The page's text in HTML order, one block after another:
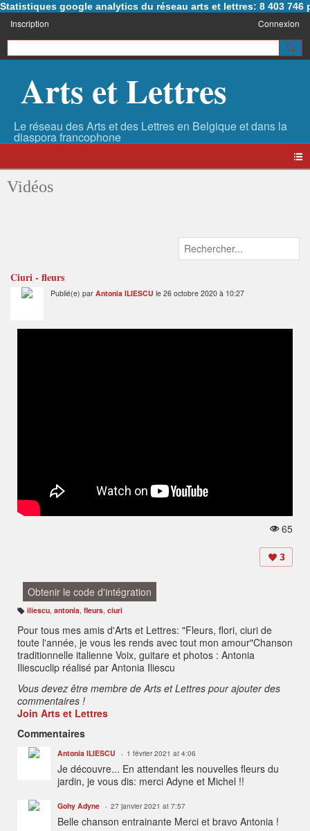
Statistiques google analytics du réseau arts et lettres: 8 403 746
Inscription Connexion
Arts et Lettres
Vidéos
Ciuri - fleurs
Publié(e) par Antonia ILIESCU le 26 octobre 2020 à 10:27
u
e
s:
65
3
Obtenir le code d'intégration
B
ali
s
e
s
:
iliescu, antonia, fleurs, ciuri
Pour tous mes amis d'Arts et Lettres: "Fleurs, flori, ciuri de
toute l'année, je vous les rends avec tout mon amour"Chanson
traditionnelle italienne Voix, guitare et photos : Antonia
Iliescuclip réalisé par Antonia Iliescu
Vous devez être membre de Arts et Lettres pour ajouter des
commentaires !
Join Arts et Lettres
Commentaires
Antonia ILIESCU 1 février 2021 at 4:06
Je découvre... En attendant les nouvelles fleurs du
jardin, je vous dis: merci Adyne et Michel !!
Gohy Adyne 27 janvier 2021 at 7:57
Belle chanson entrainante Merci et bravo Antonia !